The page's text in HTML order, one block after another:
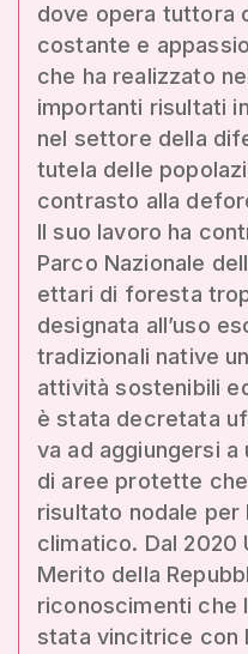
dove opera tuttora
costante e
che ha realizzato
importanti risultati
nel settore della
tutela delle
contrasto alla
Il suo lavoro ha
Parco Nazionale
ettari di foresta
designata all’uso
tradizionali native
attività sostenibili
è stata decretata
va ad aggiungersi
di aree protette
risultato nodale per
climatico. Dal 2020
Merito della
riconoscimenti che
stata vincitrice con